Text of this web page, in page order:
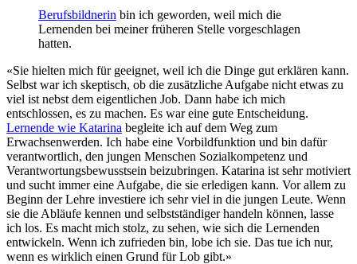
Berufsbildnerin bin ich geworden, weil mich die
Lernenden bei meiner früheren Stelle vorgeschlagen
hatten.
«Sie hielten mich für geeignet, weil ich die Dinge gut erklären kann.
Selbst war ich skeptisch, ob die zusätzliche Aufgabe nicht etwas zu
viel ist nebst dem eigentlichen Job. Dann habe ich mich
entschlossen, es zu machen. Es war eine gute Entscheidung.
Lernende wie Katarina begleite ich auf dem Weg zum
Erwachsenwerden. Ich habe eine Vorbildfunktion und bin dafür
verantwortlich, den jungen Menschen Sozialkompetenz und
Verantwortungsbewusstsein beizubringen. Katarina ist sehr motiviert
und sucht immer eine Aufgabe, die sie erledigen kann. Vor allem zu
Beginn der Lehre investiere ich sehr viel in die jungen Leute. Wenn
sie die Abläufe kennen und selbstständiger handeln können, lasse
ich los. Es macht mich stolz, zu sehen, wie sich die Lernenden
entwickeln. Wenn ich zufrieden bin, lobe ich sie. Das tue ich nur,
wenn es wirklich einen Grund für Lob gibt.»